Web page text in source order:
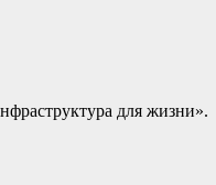
для жизни».